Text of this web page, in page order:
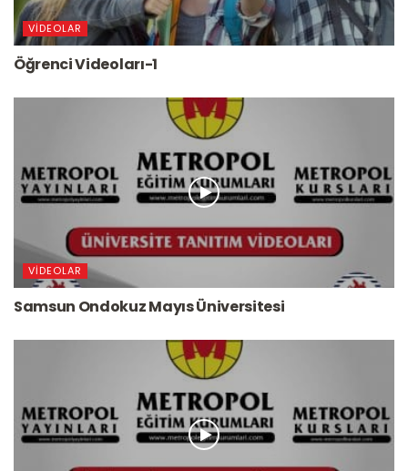
VIDEOLAR
Öğrenci Videoları-1
VIDEOLAR
Samsun Ondokuz Mayıs Üniversitesi